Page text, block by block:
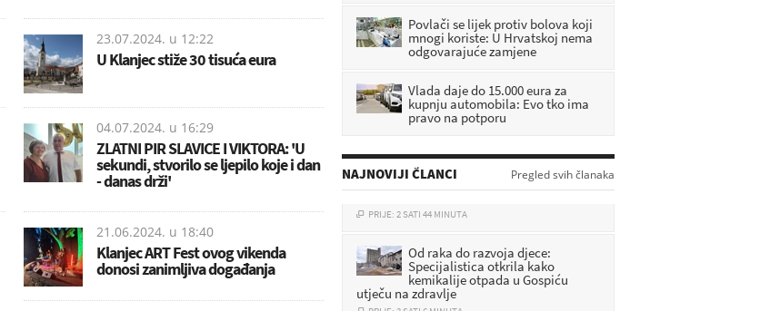
23.07.2024. u 12:22
U Klanjec stiže 30 tisuća eura
04.07.2024. u 16:29
ZLATNI PIR SLAVICE I VIKTORA: 'U
sekundi, stvorilo se ljepilo koje i dan
- danas drži'
21.06.2024. u 18:40
Klanjec ART Fest ovog vikenda
donosi zanimljiva događanja
Povlači se lijek protiv bolova koji
mnogi koriste: U Hrvatskoj nema
odgovarajuće zamjene
Vlada daje do 15.000 eura za
kupnju automobila: Evo tko ima
pravo na potporu
NAJNOVIJI ČLANCI Pregled svih članaka
DHMZ: Stiže fronta s pljuskovima i
grmljavinom, evo gdje će najviše
osvježiti
Specijalistica otkrila kako
kemikalije otpada u Gospiću
utječu na zdravlje
 PRIJE: 3 SATI 6 MINUTA